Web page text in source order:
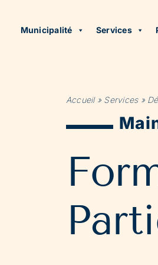
Municipalité Services
Accueil» Services»